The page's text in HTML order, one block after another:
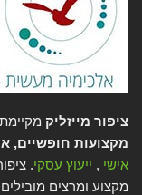
ציפור מייזליק
מקצועות חופשיים,
אישי , ייעוץ עסקי.
מקצוע ומרצים